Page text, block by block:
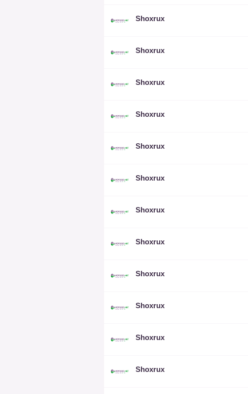
Shoxrux
Shoxrux
Shoxrux
Shoxrux
Shoxrux
Shoxrux
Shoxrux
Shoxrux
Shoxrux
Shoxrux
Shoxrux
Shoxrux